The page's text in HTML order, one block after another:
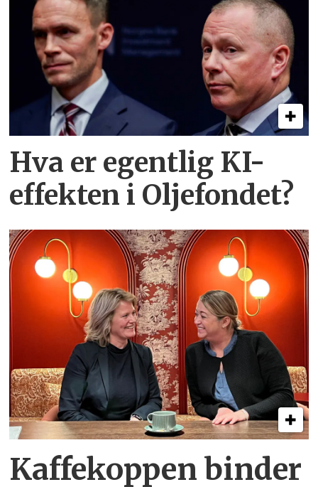
Hva er egentlig KI-
effekten i Oljefondet?
Kaffekoppen binder